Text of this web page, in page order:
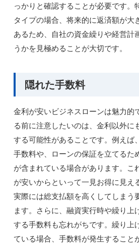
っかりと確認することが必要です。
タイプの場合、将来的に返済額が大
あるため、自社の資金繰りや経営計
うかを見極めることが大切です。
隠れた手数料
金利が安いビジネスローンは魅力的
る前に注意したいのは、金利以外に
する可能性があることです。例えば
手数料や、ローンの保証を立てるた
が含まれている場合があります。こ
が安いからといって一見お得に見え
実際には総支払額を高くしてしまう
ます。さらに、融資実行時や繰り上
する手数料も忘れがちです。繰り上
ている場合、手数料が発生すること